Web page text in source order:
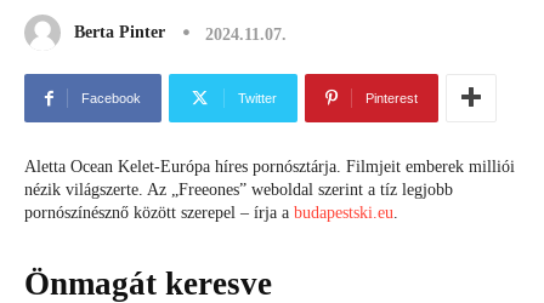
Berta Pinter 2024.11.07.
Facebook Twitter Pinterest
Aletta Ocean Kelet-Európa híres pornósztárja. Filmjeit emberek milliói
nézik világszerte. Az „Freeones” weboldal szerint a tíz legjobb
pornószínésznő között szerepel – írja a budapestski.eu.
Önmagát keresve